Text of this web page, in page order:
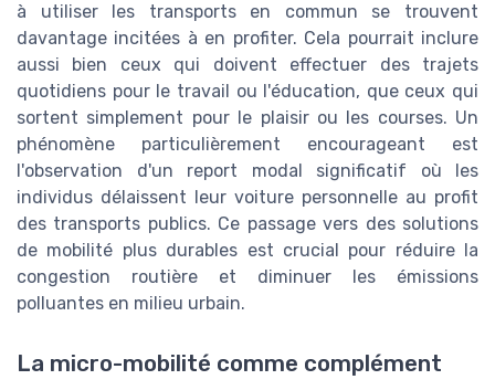
à utiliser les transports en commun se trouvent
davantage incitées à en profiter. Cela pourrait inclure
aussi bien ceux qui doivent effectuer des trajets
quotidiens pour le travail ou l'éducation, que ceux qui
sortent simplement pour le plaisir ou les courses. Un
phénomène particulièrement encourageant est
l'observation d'un report modal significatif où les
individus délaissent leur voiture personnelle au profit
des transports publics. Ce passage vers des solutions
de mobilité plus durables est crucial pour réduire la
congestion routière et diminuer les émissions
polluantes en milieu urbain.
La micro-mobilité comme complément